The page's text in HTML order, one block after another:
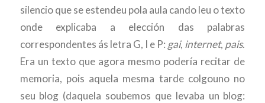
silencio que se estendeu pola aula cando leu o texto
onde explicaba a elección das palabras
correspondentes ás letra G, I e P: gai, internet, pais.
Era un texto que agora mesmo podería recitar de
memoria, pois aquela mesma tarde colgouno no
seu blog (daquela soubemos que levaba un blog: